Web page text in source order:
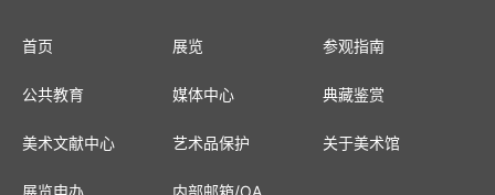
首页 展览 参观指南
公共教育 媒体中心 典藏鉴赏
美术文献中心 艺术品保护 关于美术馆
展览申办 内部邮箱/OA